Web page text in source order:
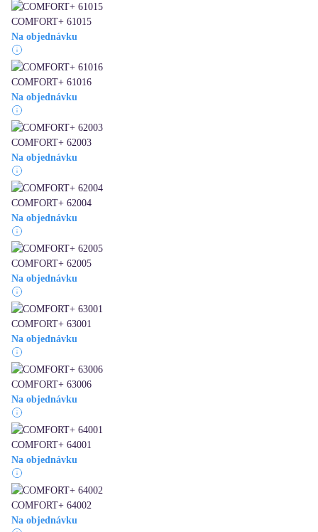
COMFORT+ 61015
Na objednávku
COMFORT+ 61016
Na objednávku
COMFORT+ 62003
Na objednávku
COMFORT+ 62004
Na objednávku
COMFORT+ 62005
Na objednávku
COMFORT+ 63001
Na objednávku
COMFORT+ 63006
Na objednávku
COMFORT+ 64001
Na objednávku
COMFORT+ 64002
Na objednávku